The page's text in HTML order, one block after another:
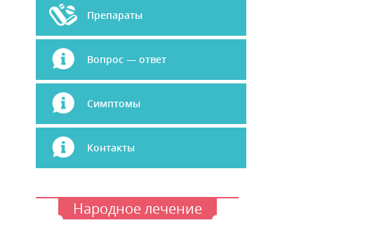
Препараты
Вопрос — ответ
Симптомы
Контакты
Народное лечение